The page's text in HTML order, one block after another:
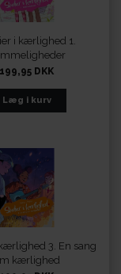
i kærlighed 1.
199,95 DKK
3. En sang
kærlighed